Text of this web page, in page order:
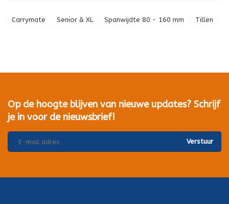
Carrymate Senior & XL Spanwijdte 80 - 160 mm Tillen
Op de hoogte blijven van nieuwe updates? Schrijf
je in voor de nieuwsbrief!
Verstuur